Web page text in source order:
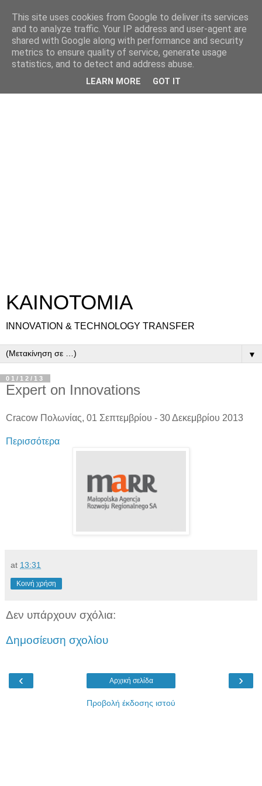
ΚΑΙΝΟΤΟΜΙΑ
INNOVATION & TECHNOLOGY TRANSFER
▼
01/12/13
Expert on Innovations
Cracow Πολωνίας, 01 Σεπτεμβρίου - 30 Δεκεμβρίου 2013
Περισσότερα
at 13:31
Κοινή χρήση
Δεν υπάρχουν σχόλια:
Δημοσίευση σχολίου
‹ ›
Αρχική σελίδα
Προβολή έκδοσης ιστού
This site uses cookies from Google to deliver its services
and to analyze traffic. Your IP address and user-agent are
shared with Google along with performance and security
metrics to ensure quality of service, generate usage
statistics, and to detect and address abuse.
LEARN MORE GOT IT